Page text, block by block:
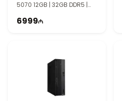
5070 12GB | 32GB DDR5 |
6999